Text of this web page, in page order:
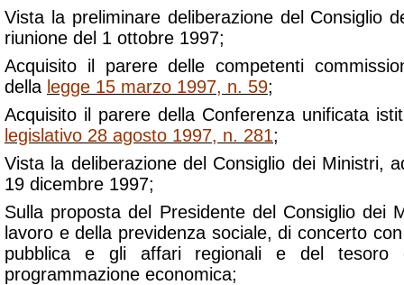
Vista la preliminare deliberazione del Consiglio
riunione del 1 ottobre 1997;
Acquisito il parere delle competenti
della legge 15 marzo 1997, n. 59;
Acquisito il parere della Conferenza unificata
legislativo 28 agosto 1997, n. 281;
Vista la deliberazione del Consiglio dei Ministri,
19 dicembre 1997;
Sulla proposta del Presidente del Consiglio dei
lavoro e della previdenza sociale, di concerto
pubblica e gli affari regionali e del
programmazione economica;